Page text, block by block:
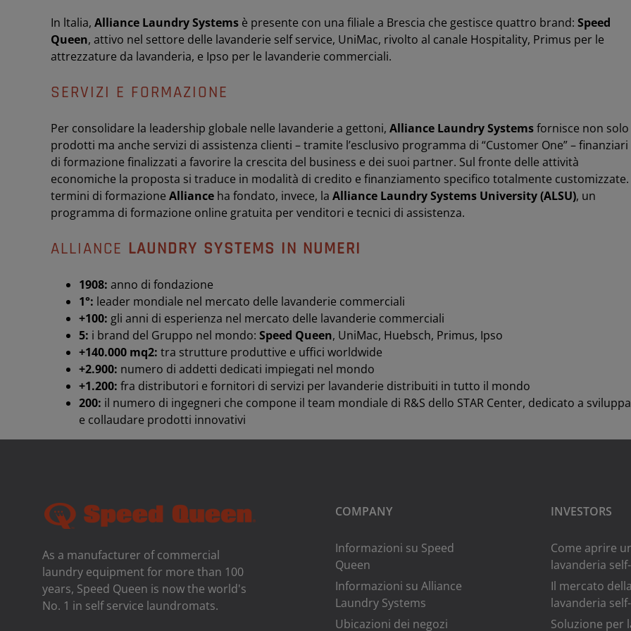
In ltalia, Alliance Laundry Systems è presente con una filiale a Brescia che gestisce quattro brand: Speed
Queen, attivo nel settore delle lavanderie self service, UniMac, rivolto al canale Hospitality, Primus per le
attrezzature da lavanderia, e Ipso per le lavanderie commerciali.
SERVIZI E FORMAZIONE
Per consolidare la leadership globale nelle lavanderie a gettoni, Alliance Laundry Systemsfornisce non solo
prodotti ma anche servizi di assistenza clienti – tramite l’esclusivo programma di “Customer One” – finanziari
di formazione finalizzati a favorire la crescita del business e dei suoi partner. Sul fronte delle attività
economiche la proposta si traduce in modalità di credito e finanziamento specifico totalmente customizzate.
termini di formazione Alliance ha fondato, invece, la Alliance Laundry Systems University (ALSU), un
programma di formazione online gratuita per venditori e tecnici di assistenza.
ALLIANCE LAUNDRY SYSTEMS IN NUMERI
1908: anno di fondazione
1°: leader mondiale nel mercato delle lavanderie commerciali
+100: gli anni di esperienza nel mercato delle lavanderie commerciali
5: i brand del Gruppo nel mondo: Speed Queen, UniMac, Huebsch, Primus, Ipso
+140.000 mq2: tra strutture produttive e uffici worldwide
+2.900: numero di addetti dedicati impiegati nel mondo
+1.200: fra distributori e fornitori di servizi per lavanderie distribuiti in tutto il mondo
200: il numero di ingegneri che compone il team mondiale di R&S dello STAR Center, dedicato a
e collaudare prodotti innovativi
As a manufacturer of commercial
laundry equipment for more than 100
years, Speed ​​Queen is now the world's
No. 1 in self service laundromats.
COMPANY
Informazioni su Speed
Queen
Informazioni su Alliance
Laundry Systems
Ubicazioni dei negozi
INVESTORS
Come aprire
lavanderia
Il mercato
lavanderia
Soluzione per